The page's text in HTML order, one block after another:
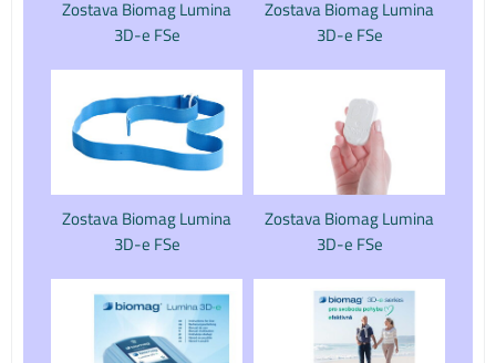
Zostava Biomag Lumina
3D-e FSe
Zostava Biomag Lumina
3D-e FSe
Zostava Biomag Lumina
3D-e FSe
Zostava Biomag Lumina
3D-e FSe